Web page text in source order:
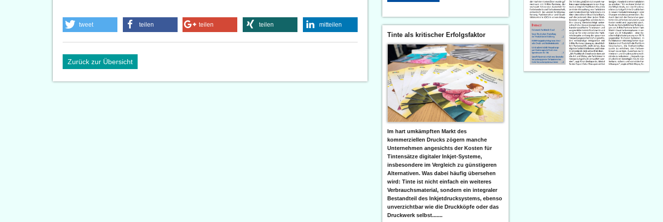
tweet teilen teilen teilen mitteilen
Zurück zur Übersicht
Tinte als kritischer Erfolgsfaktor
Im hart umkämpften Markt des
kommerziellen Drucks zögern manche
Unternehmen angesichts der Kosten für
Tintensätze digitaler Inkjet-Systeme,
insbesondere im Vergleich zu günstigeren
Alternativen. Was dabei häufig übersehen
wird: Tinte ist nicht einfach ein weiteres
Verbrauchsmaterial, sondern ein integraler
Bestandteil des Inkjetdrucksystems, ebenso
unverzichtbar wie die Druckköpfe oder das
Druckwerk selbst.......